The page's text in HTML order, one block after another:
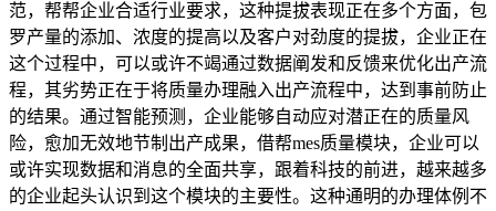
范，帮帮企业合适行业要求，这种提拔表现正在多个方面，包
罗产量的添加、浓度的提高以及客户对劲度的提拔，企业正在
这个过程中，可以或许不竭通过数据阐发和反馈来优化出产流
程，其劣势正在于将质量办理融入出产流程中，达到事前防止
的结果。通过智能预测，企业能够自动应对潜正在的质量风
险，愈加无效地节制出产成果，借帮mes质量模块，企业可以
或许实现数据和消息的全面共享，跟着科技的前进，越来越多
的企业起头认识到这个模块的主要性。这种通明的办理体例不